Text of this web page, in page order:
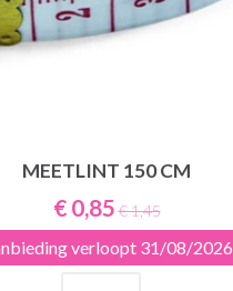
MEETLINT 150 CM
€ 0,85 € 1,45
verloopt 31/08/2026